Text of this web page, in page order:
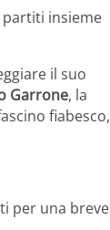
partiti insieme
il suo
Garrone, la
fiabesco,
per una breve